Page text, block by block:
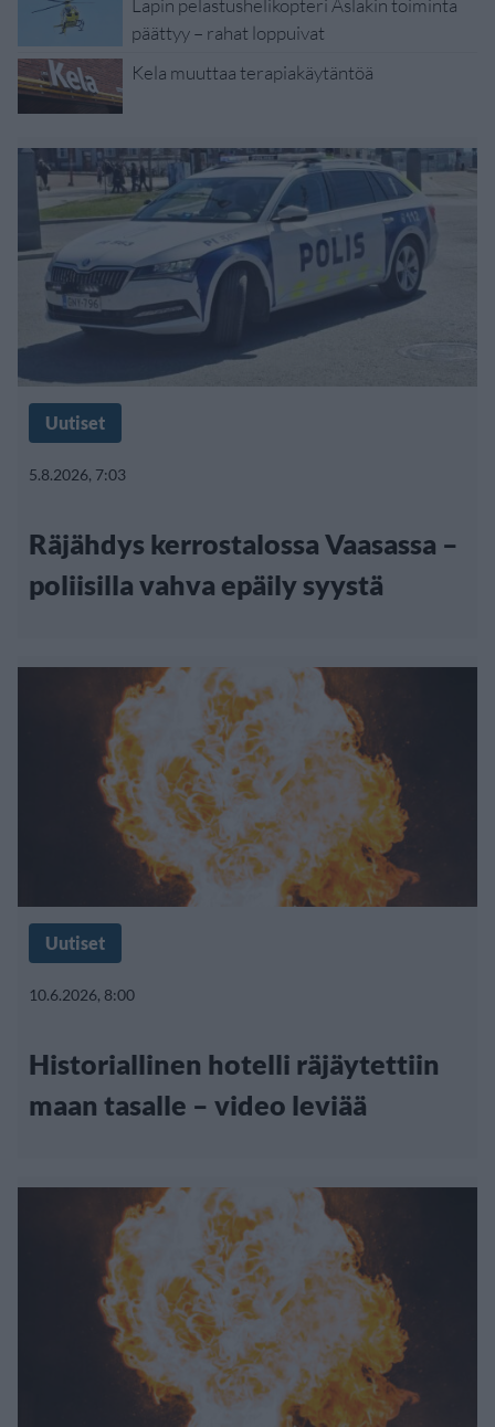
Lapin pelastushelikopteri Aslakin toiminta
päättyy – rahat loppuivat
Kela muuttaa terapiakäytäntöä
Uutiset
5.8.2026, 7:03
Räjähdys kerrostalossa Vaasassa –
poliisilla vahva epäily syystä
Uutiset
10.6.2026, 8:00
Historiallinen hotelli räjäytettiin
maan tasalle – video leviää